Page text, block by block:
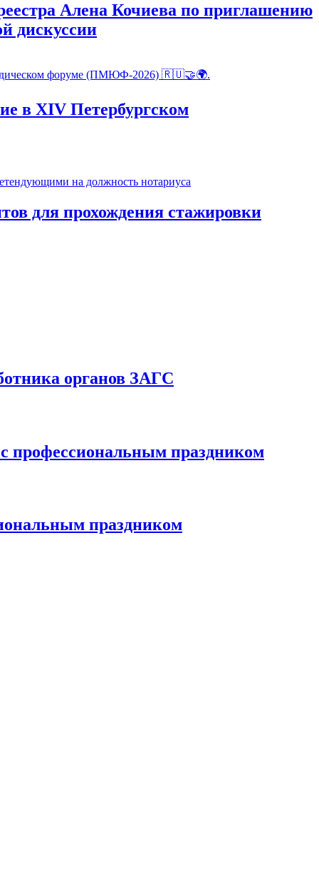
Алена Кочиева по приглашению
дискуссии
в XIV Петербургском
для прохождения стажировки
органов ЗАГС
профессиональным праздником
праздником